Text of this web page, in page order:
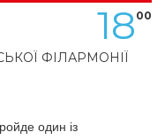
00
18
ФІЛАРМОНІЇ
один із